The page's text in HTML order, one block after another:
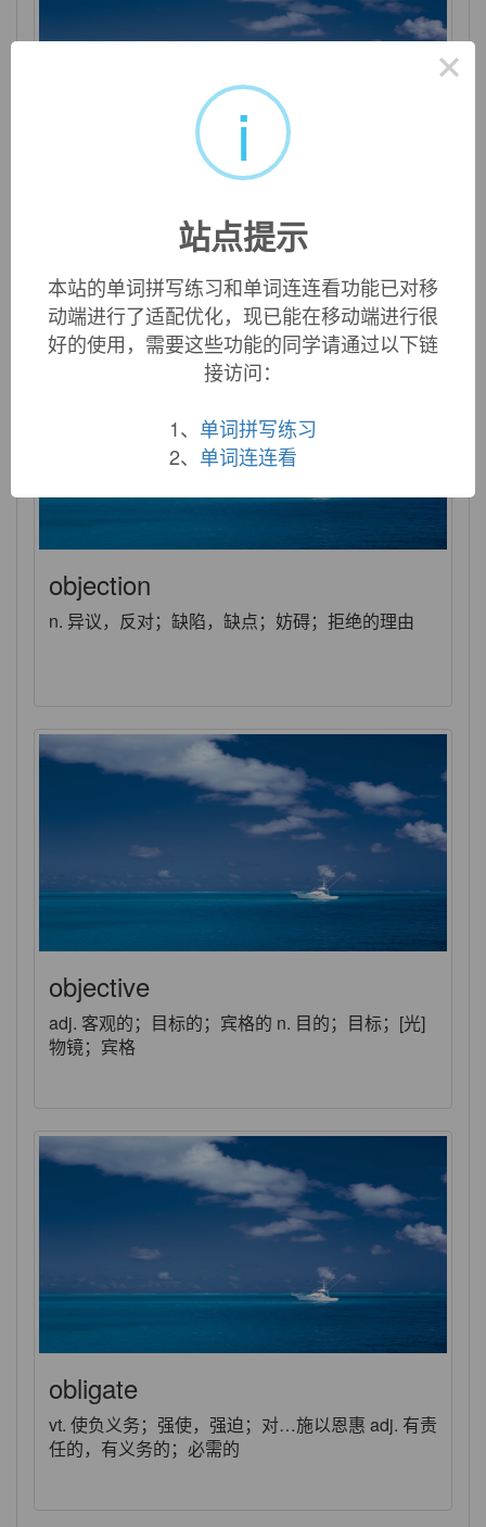
n. 目标；物体；客体；宾语 vt. 提出…作为反对的
理由 vi. 反对；拒绝
objection
n. 异议，反对；缺陷，缺点；妨碍；拒绝的理由
objective
adj. 客观的；目标的；宾格的 n. 目的；目标；[光]
物镜；宾格
obligate
vt. 使负义务；强使，强迫；对…施以恩惠 adj. 有责
任的，有义务的；必需的
×
i
站点提示
本站的单词拼写练习和单词连连看功能已对移
动端进行了适配优化，现已能在移动端进行很
好的使用，需要这些功能的同学请通过以下链
接访问：
1、 单词拼写练习
2、 单词连连看